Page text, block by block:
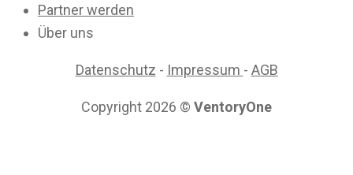
Partner werden
Über uns
Datenschutz - Impressum - AGB
Copyright 2026 © VentoryOne